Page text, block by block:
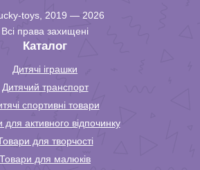
toys, 2019 — 2026
Всі права захищені
Каталог
Дитячі іграшки
Дитячий транспорт
спортивні товари
для активного відпочинку
для творчості
Товари для малюків